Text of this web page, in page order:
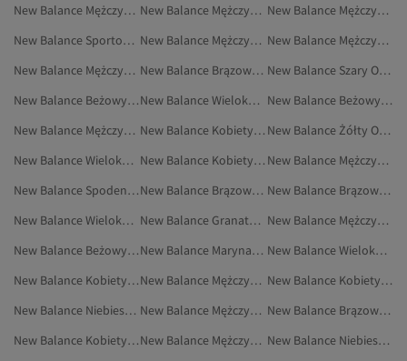
New Balance Mężczyźni Marynarki I Kamizelki
New Balance Mężczyźni Odzież Sportowa
New Balance Mężczyźni Buty Na Płaskim Obcasie
New Balance Sportowe Spodnie Dresowe
New Balance Mężczyźni Marynarki Sportowe
New Balance Mężczyźni Sportowe Spodnie Dresowe
New Balance Mężczyźni Buty Na Co Dzień
New Balance Brązowy Buty Na Płaskim Obcasie
New Balance Szary Odzież Sportowa
New Balance Beżowy Sneakersy
New Balance Wielokolorowy Buty Na Co Dzień
New Balance Beżowy Buty Na Co Dzień
New Balance Mężczyźni Spodenki Sportowe
New Balance Kobiety Buty Na Płaskim Obcasie
New Balance Żółty Obuwie
New Balance Wielokolorowy Sport I Turystyka
New Balance Kobiety Marynarki I Kamizelki
New Balance Mężczyźni Buty Sportowe
New Balance Spodenki Sportowe
New Balance Brązowy Buty Na Co Dzień
New Balance Brązowy Buty Sportowe
New Balance Wielokolorowy Outdoor
New Balance Granatowy Odzież Sportowa
New Balance Mężczyźni Dresy
New Balance Beżowy Buty Outdoorowe
New Balance Marynarki I Kamizelki
New Balance Wielokolorowy Sneakersy
New Balance Kobiety Obuwie
New Balance Mężczyźni Spodnie Dresowe
New Balance Kobiety Odzież Sportowa
New Balance Niebieski Sportowe Spodnie Dresowe
New Balance Mężczyźni Buty Do Chodzenia
New Balance Brązowy Sneakersy
New Balance Kobiety Płaszcze Przeciwdeszczowe
New Balance Mężczyźni Sneakersy
New Balance Niebieski Obuwie